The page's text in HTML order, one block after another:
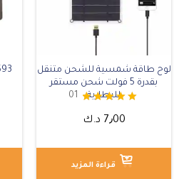
متوفر
لوح طاقة شمسية للشحن متنقل
بقدرة 5 فولت شحن مستقر
للبطارية
تم التقييم
5.00
01
7٫00 د.ك
قراءة المزيد